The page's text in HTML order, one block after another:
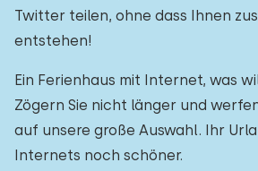
Twitter teilen, ohne dass Ihnen
entstehen!
Ein Ferienhaus mit Internet, was
Zögern Sie nicht länger und
auf unsere große Auswahl. Ihr
Internets noch schöner.